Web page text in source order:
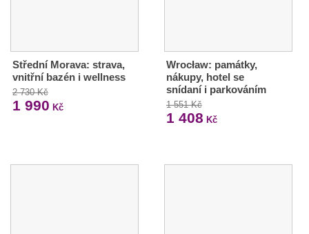
Střední Morava: strava,
vnitřní bazén i wellness
2 730 Kč
1 990 Kč
Wrocław: památky,
nákupy, hotel se
snídaní i parkováním
1 551 Kč
1 408 Kč